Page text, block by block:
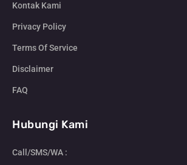
Kontak Kami
Privacy Policy
Terms Of Service
Disclaimer
FAQ
Hubungi Kami
Call/SMS/WA :